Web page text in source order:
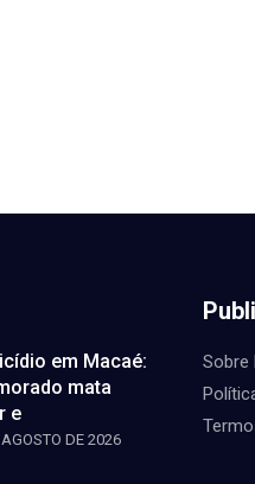
em Macaé:
mata
e
DE 2026
Sobre